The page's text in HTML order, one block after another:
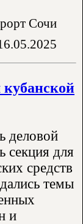
Сочи
деловой
секция для
средств
темы
и